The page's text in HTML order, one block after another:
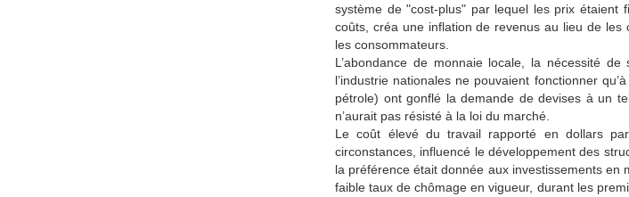
système de "cost-plus" par lequel les prix étaient
coûts, créa une inflation de revenus au lieu de les
les consommateurs.
L’abondance de monnaie locale, la nécessité
l’industrie nationales ne pouvaient fonctionner
pétrole) ont gonflé la demande de devises à un
n’aurait pas résisté à la loi du marché.
Le coût élevé du travail rapporté en dollars
circonstances, influencé le développement des
la préférence était donnée aux investissements en
faible taux de chômage en vigueur, durant les